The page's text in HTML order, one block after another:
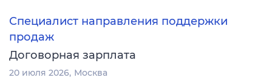
Специалист направления поддержки
продаж
Договорная зарплата
20 июля 2026 Москва